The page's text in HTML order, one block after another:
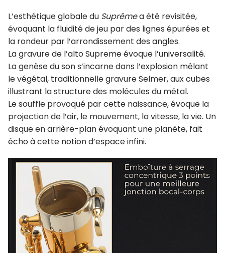
L’esthétique globale du Suprêmea été revisitée,
évoquant la fluidité de jeu par des lignes épurées et
la rondeur par l’arrondissement des angles.
La gravure de l’alto Supreme évoque l’universalité.
La genèse du son s’incarne dans l’explosion mêlant
le végétal, traditionnelle gravure Selmer, aux cubes
illustrant la structure des molécules du métal.
Le souffle provoqué par cette naissance, évoque la
projection de l’air, le mouvement, la vitesse, la vie. Un
disque en arrière-plan évoquant une planète, fait
écho à cette notion d’espace infini.